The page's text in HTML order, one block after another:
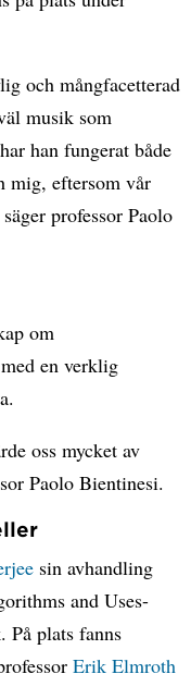
och mångfacetterad
musik som
han fungerat både
mig, eftersom vår
professor Paolo
om
en verklig
oss mycket av
Paolo Bientinesi.
sin avhandling
and Uses-
På plats fanns
Erik Elmroth